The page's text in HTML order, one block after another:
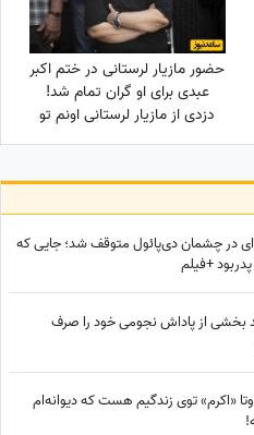
حضور مازیار لرستانی در ختم اکبر
عبدی برای او گران تمام شد!
دزدی از مازیار لرستانی اونم تو
روز روشن!
در چشمان دی‌پائول متوقف شد؛ جایی که
+فیلم
بخشی از پاداش نجومی خود را صرف
«اکرم» توی زندگیم هست که دیوانه‌ام